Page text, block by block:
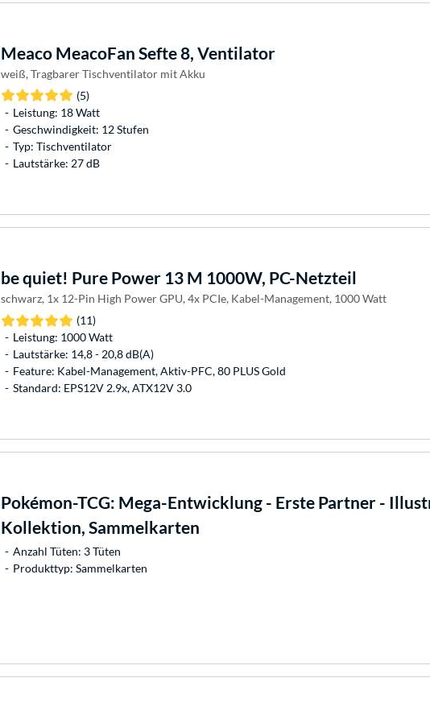
MeacoMeacoFan Sefte 8, Ventilator
weiß, Tragbarer Tischventilator mit Akku
(5)
Leistung: 18 Watt
Geschwindigkeit: 12 Stufen
Typ: Tischventilator
Lautstärke: 27 dB
be quiet! Pure Power 13 M 1000W, PC-Netzteil
schwarz, 1x 12-Pin High Power GPU, 4x PCIe, Kabel-Management, 1000 Watt
(11)
Leistung: 1000 Watt
Lautstärke: 14,8 - 20,8 dB(A)
Feature: Kabel-Management, Aktiv-PFC, 80 PLUS Gold
Standard: EPS12V 2.9x, ATX12V 3.0
Pokémon-TCG: Mega-Entwicklung - Erste Partner -
Kollektion, Sammelkarten
Anzahl Tüten: 3 Tüten
Produkttyp: Sammelkarten